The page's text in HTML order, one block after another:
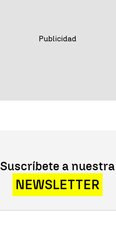
Suscríbete a nuestra
NEWSLETTER